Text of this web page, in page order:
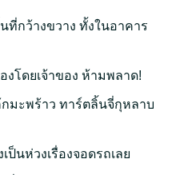
กว้างขวาง ทั้งในอาคาร
งโดยเจ้าของ ห้ามพลาด!
มะพร้าว ทาร์ตลิ้นจี่กุหลาบ
ป็นห่วงเรื่องจอดรถเลย